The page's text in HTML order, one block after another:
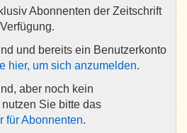
Abonnenten der Zeitschrift
und bereits ein Benutzerkonto
hier, um sich anzumelden.
aber noch kein
Sie bitte das
für Abonnenten.